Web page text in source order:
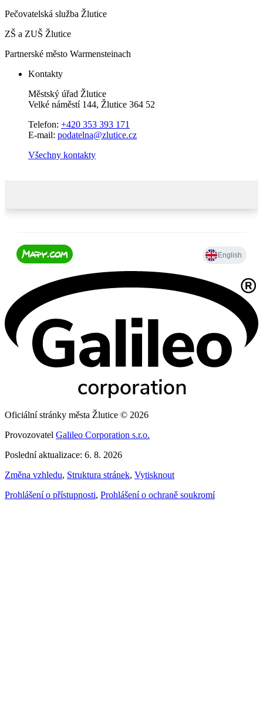
Pečovatelská služba Žlutice
ZŠ a ZUŠ Žlutice
Partnerské město Warmensteinach
Kontakty
Městský úřad Žlutice
Velké náměstí 144, Žlutice 364 52
Telefon: +420 353 393 171
E-mail: podatelna@zlutice.cz
Všechny kontakty
Oficiální stránky města Žlutice © 2026
Provozovatel Galileo Corporation s.r.o.
Poslední aktualizace: 6. 8. 2026
Změna vzhledu, Struktura stránek, Vytisknout
Prohlášení o přístupnosti, Prohlášení o ochraně soukromí